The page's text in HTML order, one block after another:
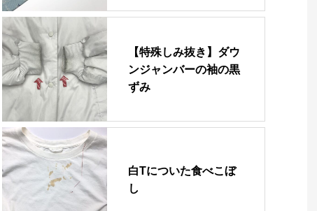
【特殊しみ抜き】ダウ
ンジャンバーの袖の黒
ずみ
白Tについた食べこぼ
し